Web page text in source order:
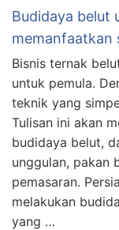
Budidaya belut
memanfaatkan
Bisnis ternak
untuk pemula.
teknik yang
Tulisan ini akan
budidaya belut,
unggulan, pakan
pemasaran.
melakukan
yang …